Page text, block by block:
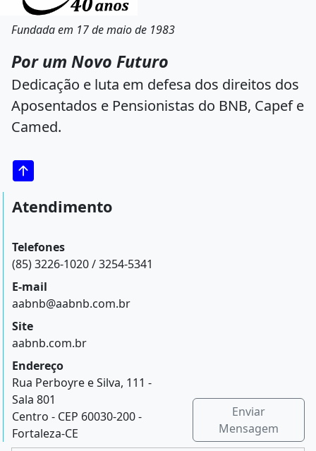
Fundada em 17 de maio de 1983
Por um Novo Futuro
Dedicação e luta em defesa dos direitos dos
Aposentados e Pensionistas do BNB, Capef e
Camed.
Atendimento
Telefones
(85) 3226-1020 / 3254-5341
E-mail
aabnb@aabnb.com.br
Site
aabnb.com.br
Endereço
Rua Perboyre e Silva, 111 -
Sala 801
Centro - CEP 60030-200 -
Fortaleza-CE
Enviar
Mensagem